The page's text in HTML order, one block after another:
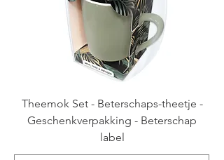
Theemok Set - Beterschaps-theetje -
Geschenkverpakking - Beterschap
label